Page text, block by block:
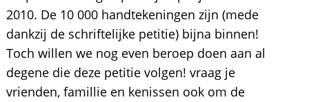
2010. De 10 000 handtekeningen zijn (mede
dankzij de schriftelijke petitie) bijna binnen!
Toch willen we nog even beroep doen aan al
degene die deze petitie volgen! vraag je
vrienden, famillie en kenissen ook om de